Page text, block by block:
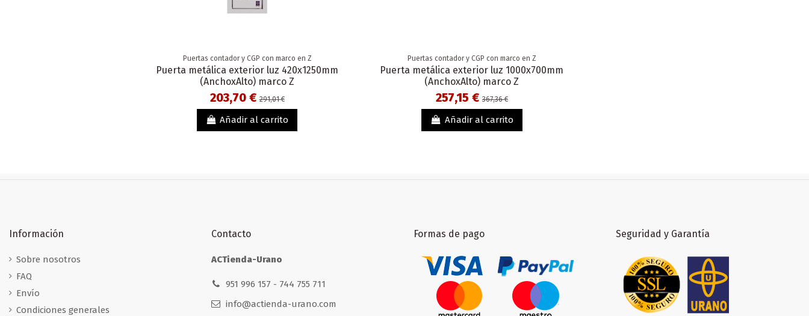
Puertas contador y CGP con marco en Z
Puerta metálica exterior luz 420x1250mm
(AnchoxAlto) marco Z
203,70 €291,01 €
Añadir al carrito
Puertas contador y CGP con marco en Z
Puerta metálica exterior luz 1000x700mm
(AnchoxAlto) marco Z
257,15 € 367,36 €
Añadir al carrito
Información
Sobre nosotros
FAQ
Envío
Condiciones generales
Contacto
ACTienda-Urano
951 996 157 - 744 755 711
info@actienda-urano.com
Formas de pago Seguridad y Garantía